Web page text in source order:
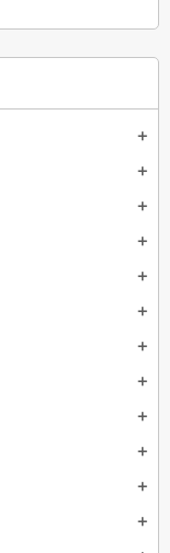
add
add
add
add
add
add
add
add
add
add
add
add